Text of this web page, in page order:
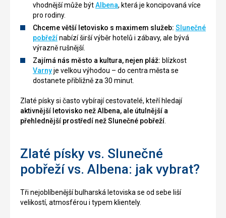
vhodnější může býtAlbena, která je koncipovaná více
pro rodiny.
Chceme větší letovisko s maximem služeb: Slunečné
pobřežínabízí širší výběr hotelů i zábavy, ale bývá
výrazně rušnější.
Zajímá nás město a kultura, nejen pláž: blízkost
Varnyje velkou výhodou – do centra města se
dostanete přibližně za 30 minut.
Zlaté písky si často vybírají cestovatelé, kteří hledají
aktivnější letovisko než Albena, ale útulnější a
přehlednější prostředí než Slunečné pobřeží
Zlaté písky vs. Slunečné
pobřeží vs. Albena: jak vybrat?
Tři nejoblíbenější bulharská letoviska se od sebe liší
velikostí, atmosférou i typem klientely.